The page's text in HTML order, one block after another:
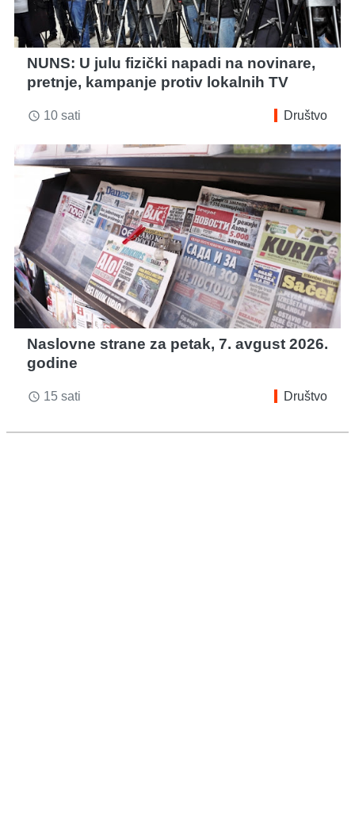
NUNS: U julu fizički napadi na novinare,
pretnje, kampanje protiv lokalnih TV
access_time 10 sati Društvo
Naslovne strane za petak, 7. avgust 2026.
godine
access_time 15 sati Društvo